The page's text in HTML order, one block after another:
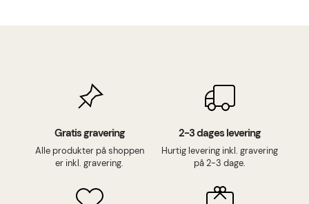
Gratis gravering
Alle produkter på shoppen
er inkl. gravering.
2-3 dages levering
Hurtig levering inkl. gravering
på 2-3 dage.